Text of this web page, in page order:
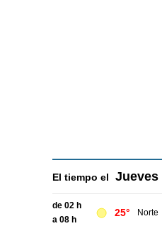
El tiempo el Jueves
de 02 h
a 08 h
25° Norte